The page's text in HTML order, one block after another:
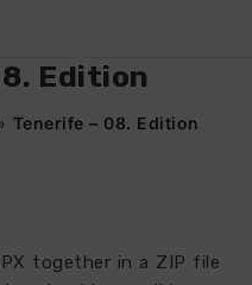
Edition
Tenerife – 08. Edition
together in a ZIP file